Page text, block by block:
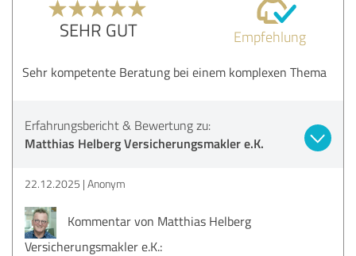
SEHR GUT Empfehlung
Sehr kompetente Beratung bei einem komplexen Thema
Erfahrungsbericht & Bewertung zu:
Matthias Helberg Versicherungsmakler e.K.
22.12.2025 Anonym
Kommentar von Matthias Helberg
Versicherungsmakler e.K.: